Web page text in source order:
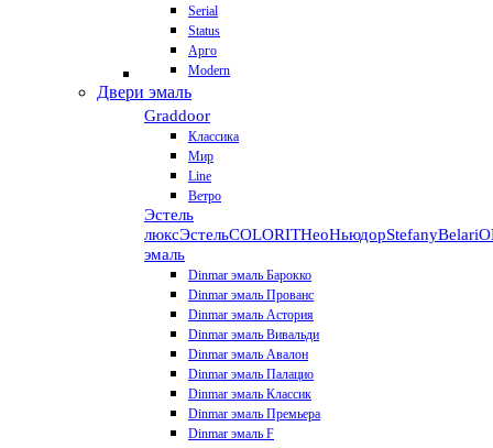
Serial
Status
Арго
Modern
Двери эмаль
Graddoor
Классика
Мир
Line
Ветро
Эстель
люксЭстельCOLORITНеоНьюдорStefanyBelari
эмаль
Dinmar эмаль Барокко
Dinmar эмаль Прованс
Dinmar эмаль Астория
Dinmar эмаль Вивальди
Dinmar эмаль Авалон
Dinmar эмаль Палацио
Dinmar эмаль Классик
Dinmar эмаль Премьера
Dinmar эмаль F